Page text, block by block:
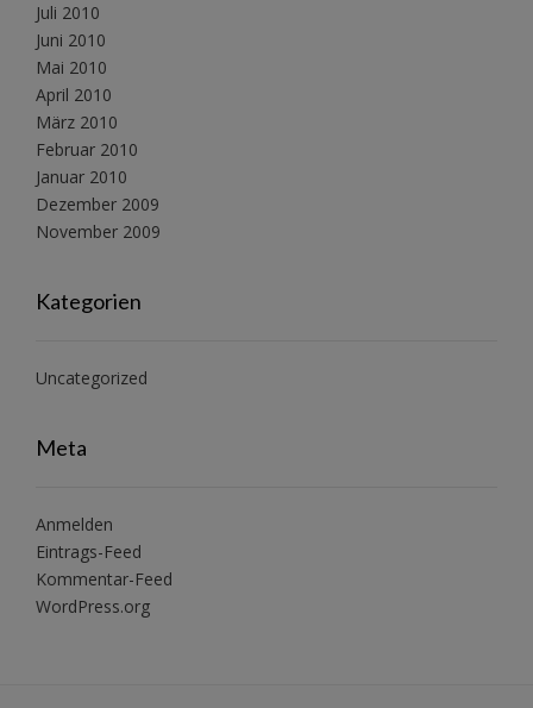
Juli 2010
Juni 2010
Mai 2010
April 2010
März 2010
Februar 2010
Januar 2010
Dezember 2009
November 2009
Kategorien
Uncategorized
Meta
Anmelden
Eintrags-Feed
Kommentar-Feed
WordPress.org